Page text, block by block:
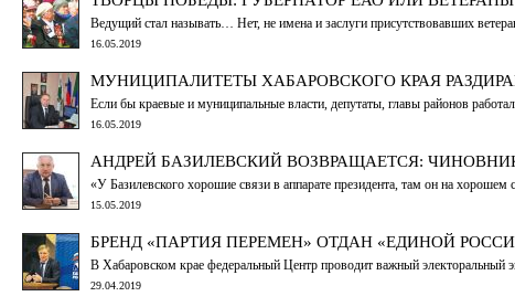
Ведущий стал называть… Нет, не имена и заслуги присутствовавших
16.05.2019
МУНИЦИПАЛИТЕТЫ ХАБАРОВСКОГО КРАЯ
Если бы краевые и муниципальные власти, депутаты, главы районов
16.05.2019
АНДРЕЙ БАЗИЛЕВСКИЙ ВОЗВРАЩАЕТСЯ:
«У Базилевского хорошие связи в аппарате президента, там он на
15.05.2019
БРЕНД «ПАРТИЯ ПЕРЕМЕН» ОТДАН «ЕДИНОЙ
В Хабаровском крае федеральный Центр проводит важный электоральный
29.04.2019